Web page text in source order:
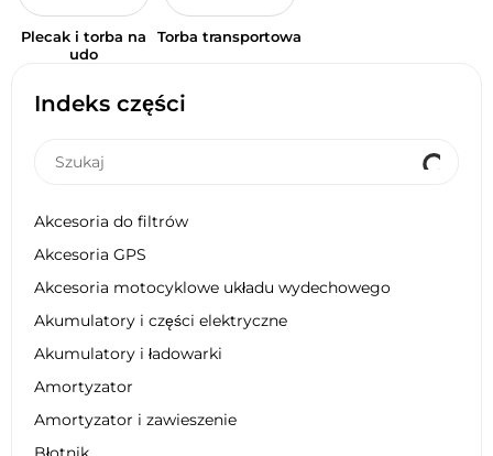
Indeks części
Akcesoria do filtrów
Akcesoria GPS
Akcesoria motocyklowe układu wydechowego
Akumulatory i części elektryczne
Akumulatory i ładowarki
Amortyzator
Amortyzator i zawieszenie
Plecak i torba na
udo
Torba transportowa